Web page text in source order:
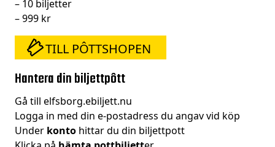
– 10 biljetter
– 999 kr
TILL PÔTTSHOPEN
Hantera din biljettpôtt
Gå till elfsborg.ebiljett.nu
Logga in med din e-postadress du angav vid köp
Under konto hittar du din biljettpott